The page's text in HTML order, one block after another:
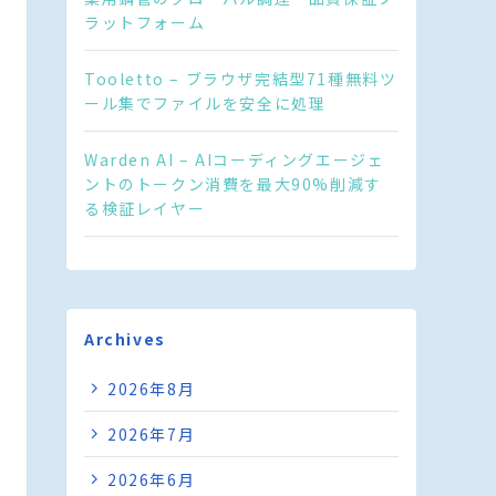
ラットフォーム
Tooletto – ブラウザ完結型71種無料ツ
ール集でファイルを安全に処理
Warden AI – AIコーディングエージェ
ントのトークン消費を最大90%削減す
る検証レイヤー
Archives
2026年8月
2026年7月
2026年6月